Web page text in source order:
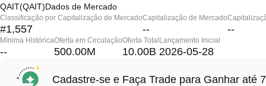
QAIT(QAIT)Dados de Mercado
Classificação por Capitalização de Mercado
#1,557
Capitalização de Mercado
-- --
Mínima Histórica
--
Oferta em Circulação
500.00M
Oferta Total
10.00B
Lançamento Inicial
2026-05-28
Cadastre-se e Faça Trade para Ganhar até